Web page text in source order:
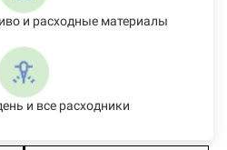
и расходные материалы
и все расходники